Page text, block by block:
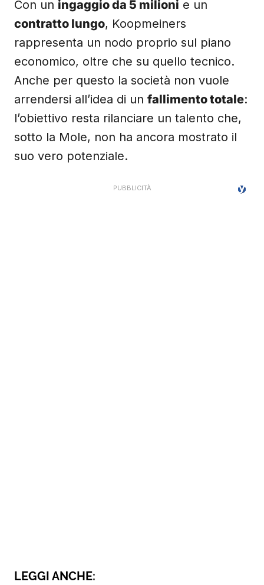
Con un ingaggio da 5 milioni e un
contratto lungo, Koopmeiners
rappresenta un nodo proprio sul piano
economico, oltre che su quello tecnico.
Anche per questo la società non vuole
arrendersi all’idea di un fallimento totale:
l’obiettivo resta rilanciare un talento che,
sotto la Mole, non ha ancora mostrato il
suo vero potenziale.
LEGGI ANCHE: